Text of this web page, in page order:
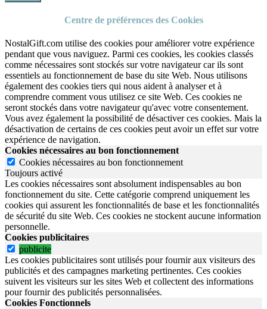
Centre de préférences des Cookies
NostalGift.com utilise des cookies pour améliorer votre expérience
pendant que vous naviguez. Parmi ces cookies, les cookies classés
comme nécessaires sont stockés sur votre navigateur car ils sont
essentiels au fonctionnement de base du site Web. Nous utilisons
également des cookies tiers qui nous aident à analyser et à
comprendre comment vous utilisez ce site Web. Ces cookies ne
seront stockés dans votre navigateur qu'avec votre consentement.
Vous avez également la possibilité de désactiver ces cookies. Mais la
désactivation de certains de ces cookies peut avoir un effet sur votre
expérience de navigation.
Cookies nécessaires au bon fonctionnement
Cookies nécessaires au bon fonctionnement
Toujours activé
Les cookies nécessaires sont absolument indispensables au bon
fonctionnement du site. Cette catégorie comprend uniquement les
cookies qui assurent les fonctionnalités de base et les fonctionnalités
de sécurité du site Web. Ces cookies ne stockent aucune information
personnelle.
Cookies publicitaires
publicite
Les cookies publicitaires sont utilisés pour fournir aux visiteurs des
publicités et des campagnes marketing pertinentes. Ces cookies
suivent les visiteurs sur les sites Web et collectent des informations
pour fournir des publicités personnalisées.
Cookies Fonctionnels